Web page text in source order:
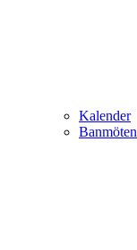
Kalender
Banmöten